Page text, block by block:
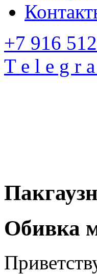
+7 916
T e l e g r
Обивка